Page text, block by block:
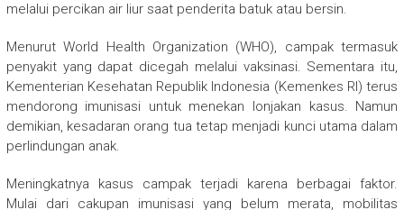
melalui percikan air liur saat penderita batuk atau bersin.
MenurutWorld Health Organization (WHO), campak termasuk
penyakit yang dapat dicegah melalui vaksinasi. Sementara itu,
Kementerian Kesehatan Republik Indonesia (Kemenkes RI) terus
mendorong imunisasi untuk menekan lonjakan kasus. Namun
demikian, kesadaran orang tua tetap menjadi kunci utama dalam
perlindungan anak.
Meningkatnya kasus campak terjadi karena berbagai faktor.
Mulai dari cakupan imunisasi yang belum merata, mobilitas